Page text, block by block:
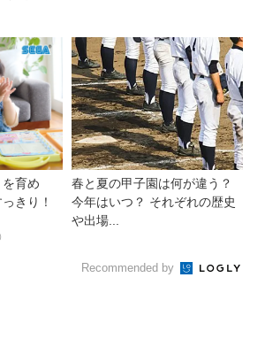
を育め
きり！
春と夏の甲子園は何が違う？
今年はいつ？ それぞれの歴史
や出場...
Recommended by